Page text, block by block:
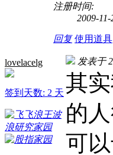
注册时间:
2009-11-
回复 使用道具
lovelacelg
签到天数: 2 天
发表于
其
的
可